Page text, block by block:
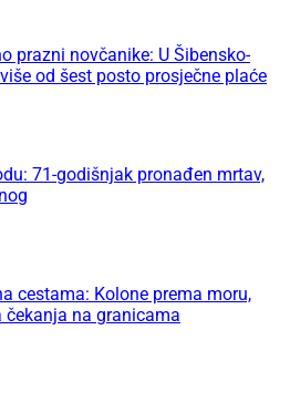
prazni novčanike: U Šibensko-
od šest posto prosječne plaće
71-godišnjak pronađen mrtav,
cestama: Kolone prema moru,
čekanja na granicama